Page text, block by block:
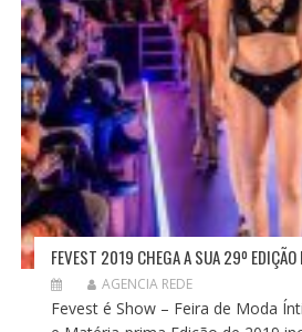
FEVEST 2019 CHEGA A SUA 29º EDIÇÃO
AGENCIA REDE
Fevest é Show – Feira de Moda